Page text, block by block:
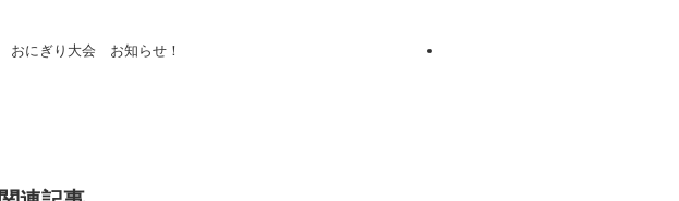
おにぎり大会 お知らせ！